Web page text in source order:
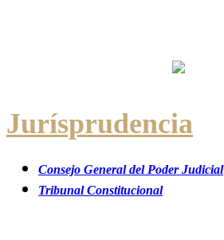
Jurísprudencia
Consejo General del Poder Judicial
Tribunal Constitucional